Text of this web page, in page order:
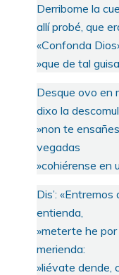
Derribome la
allí probé, que
«Confonda
»que de tal
Desque ovo en
dixo la
»non te
vegadas
»cohiérense en
Dis’:
entienda,
»meterte he
merienda:
»liévate dende,